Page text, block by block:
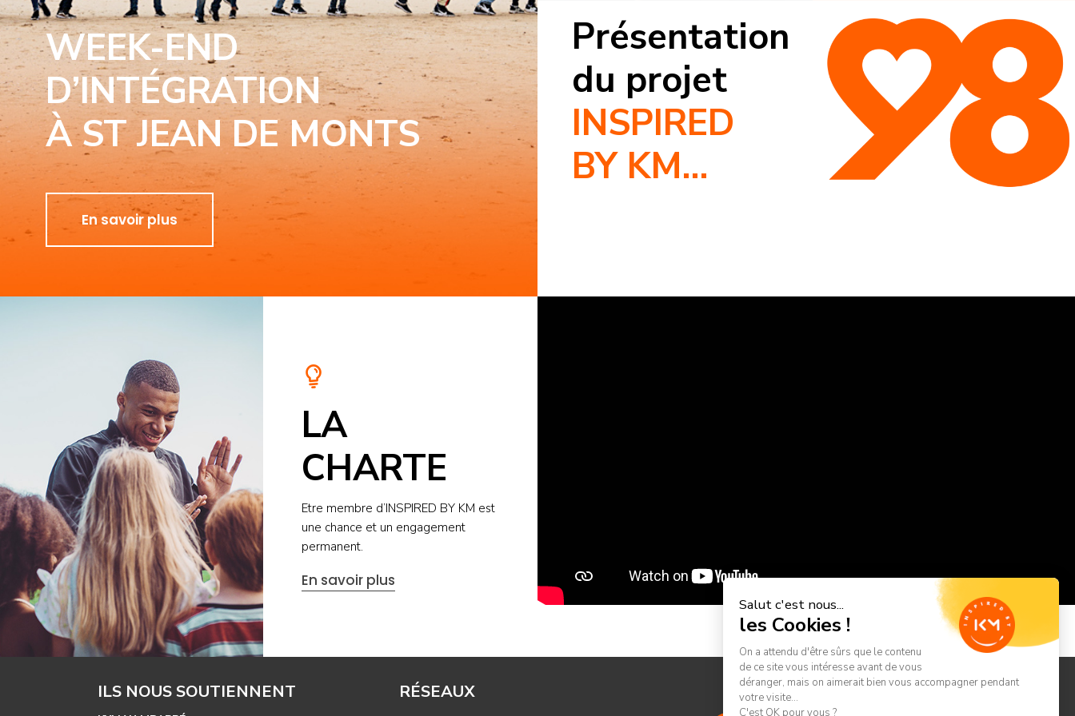
WEEK-END
D’INTÉGRATION
À ST JEAN DE MONTS
En savoir plus
Présentation
du projet
INSPIRED
BY KM…
LA
CHARTE
Etre membre d’INSPIRED BY KM est
une chance et un engagement
permanent.
En savoir plus
ILS NOUS SOUTIENNENT RÉSEAUX
Salut c'est nous...
les Cookies !
On a attendu d'être sûrs que le contenu
de ce site vous intéresse avant de vous
déranger, mais on aimerait bien vous accompagner pendant
votre visite...
C'est OK pour vous ?